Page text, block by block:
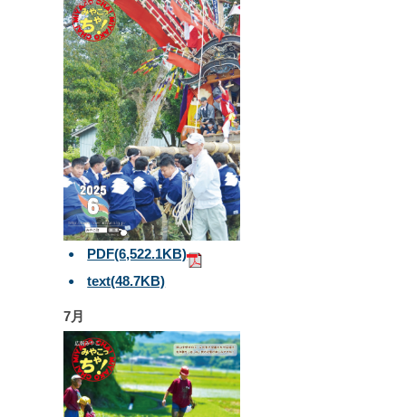
PDF(6,522.1KB)
text(48.7KB)
7月